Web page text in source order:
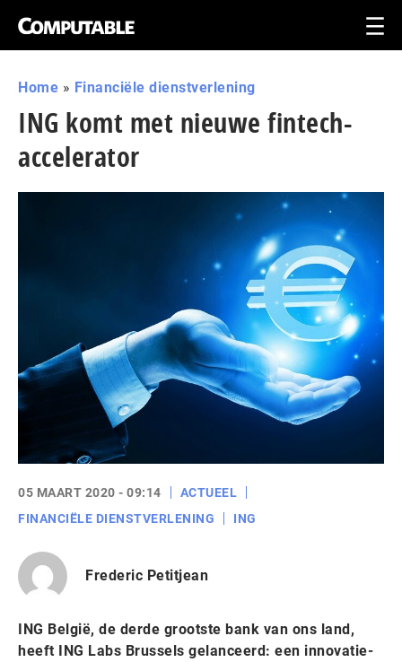
Home » Financiële dienstverlening
ING komt met nieuwe fintech-
accelerator
05 MAART 2020 - 09:14
ACTUEEL
FINANCIËLE DIENSTVERLENING
ING
Frederic Petitjean
ING België, de derde grootste bank van ons land,
heeft ING Labs Brussels gelanceerd: een innovatie-